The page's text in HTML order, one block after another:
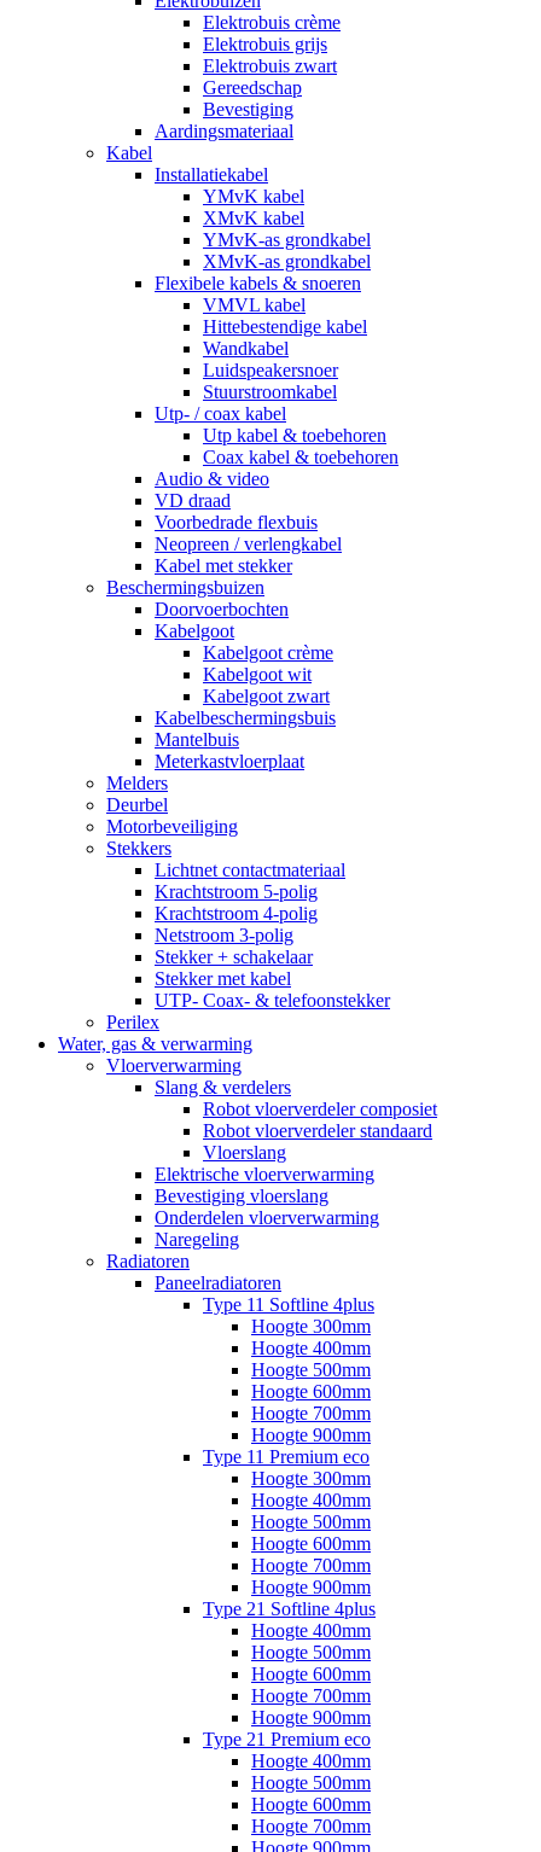
Elektrobuis crème
Elektrobuis grijs
Elektrobuis zwart
Gereedschap
Bevestiging
Aardingsmateriaal
Kabel
Installatiekabel
YMvK kabel
XMvK kabel
YMvK-as grondkabel
XMvK-as grondkabel
Flexibele kabels & snoeren
VMVL kabel
Hittebestendige kabel
Wandkabel
Luidspeakersnoer
Stuurstroomkabel
Utp- / coax kabel
Utp kabel & toebehoren
Coax kabel & toebehoren
Audio & video
VD draad
Voorbedrade flexbuis
Neopreen / verlengkabel
Kabel met stekker
Beschermingsbuizen
Doorvoerbochten
Kabelgoot
Kabelgoot crème
Kabelgoot wit
Kabelgoot zwart
Kabelbeschermingsbuis
Mantelbuis
Meterkastvloerplaat
Melders
Deurbel
Motorbeveiliging
Stekkers
Lichtnet contactmateriaal
Krachtstroom 5-polig
Krachtstroom 4-polig
Netstroom 3-polig
Stekker + schakelaar
Stekker met kabel
UTP- Coax- & telefoonstekker
Perilex
Water, gas & verwarming
Vloerverwarming
Slang & verdelers
Robot vloerverdeler composiet
Robot vloerverdeler standaard
Vloerslang
Elektrische vloerverwarming
Bevestiging vloerslang
Onderdelen vloerverwarming
Naregeling
Radiatoren
Paneelradiatoren
Type 11 Softline 4plus
Hoogte 300mm
Hoogte 400mm
Hoogte 500mm
Hoogte 600mm
Hoogte 700mm
Hoogte 900mm
Type 11 Premium eco
Hoogte 300mm
Hoogte 400mm
Hoogte 500mm
Hoogte 600mm
Hoogte 700mm
Hoogte 900mm
Type 21 Softline 4plus
Hoogte 400mm
Hoogte 500mm
Hoogte 600mm
Hoogte 700mm
Hoogte 900mm
Type 21 Premium eco
Hoogte 400mm
Hoogte 500mm
Hoogte 600mm
Hoogte 700mm
Hoogte 900mm